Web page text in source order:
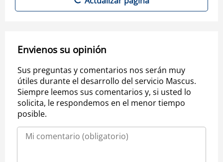
Envienos su opinión
Sus preguntas y comentarios nos serán muy
útiles durante el desarrollo del servicio Mascus.
Siempre leemos sus comentarios y, si usted lo
solicita, le respondemos en el menor tiempo
posible.